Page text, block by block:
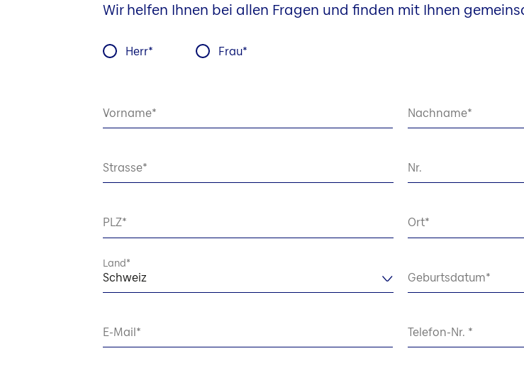
Wir helfen Ihnen bei allen Fragen und finden mit Ihnen
Herr Frau
Vorname Nachname
Strasse Nr.
PLZ Ort
Land
Schweiz Geburtsdatum
E-Mail Telefon-Nr.